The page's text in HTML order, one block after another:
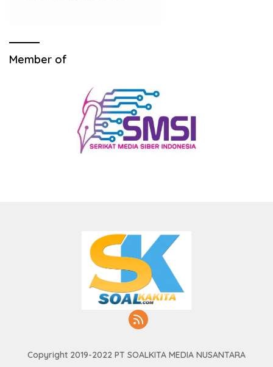
Member of
Copyright 2019-2022 PT SOALKITA MEDIA NUSANTARA